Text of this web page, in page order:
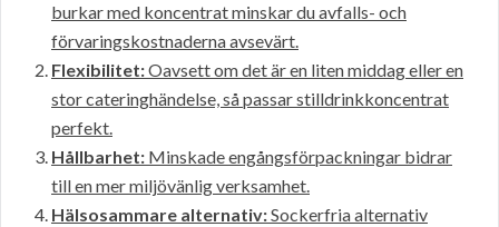
burkar med koncentrat minskar du avfalls- och
förvaringskostnaderna avsevärt.
Flexibilitet:Oavsett om det är en liten middag eller en
stor cateringhändelse, så passar stilldrinkkoncentrat
perfekt.
Hållbarhet: Minskade engångsförpackningar bidrar
till en mer miljövänlig verksamhet.
Hälsosammare alternativ:Sockerfria alternativ